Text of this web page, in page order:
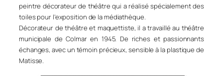
peintre décorateur de théâtre qui a réalisé spécialement des
toiles pour l’exposition de la médiathèque.
Décorateur de théâtre et maquettiste, il a travaillé au théâtre
municipale de Colmar en 1945. De riches et passionnants
échanges, avec un témoin précieux, sensible à la plastique de
Matisse.